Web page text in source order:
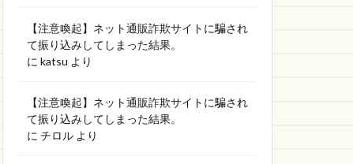
【注意喚起】ネット通販詐欺サイトに騙され
て振り込みしてしまった結果。
に katsu より
【注意喚起】ネット通販詐欺サイトに騙され
て振り込みしてしまった結果。
に チロル より